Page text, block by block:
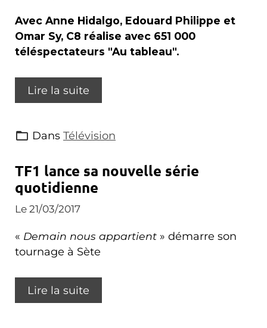
Avec Anne Hidalgo, Edouard Philippe et
Omar Sy, C8 réalise avec 651 000
téléspectateurs "Au tableau".
Lire la suite
Dans Télévision
TF1 lance sa nouvelle série
quotidienne
Le 21/03/2017
« Demain nous appartient » démarre son
tournage à Sète
Lire la suite